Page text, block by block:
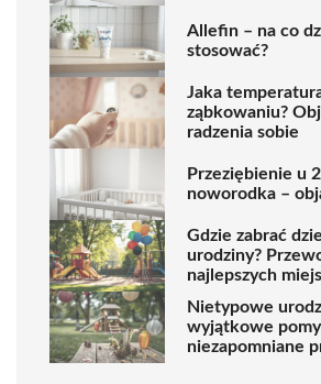
Allefin – na co
stosować?
Jaka
ząbkowaniu?
radzenia sobie
Przeziębienie u
noworodka –
Gdzie zabrać
urodziny?
najlepszych
Nietypowe
wyjątkowe
niezapomniane